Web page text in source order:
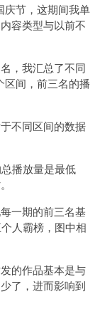
庆节，这期间我单
容类型与以前不
，我汇总了不同
区间，前三名的播
不同区间的数据
播放量是最低
一期的前三名基
人霸榜，图中相
的作品基本是与
了，进而影响到